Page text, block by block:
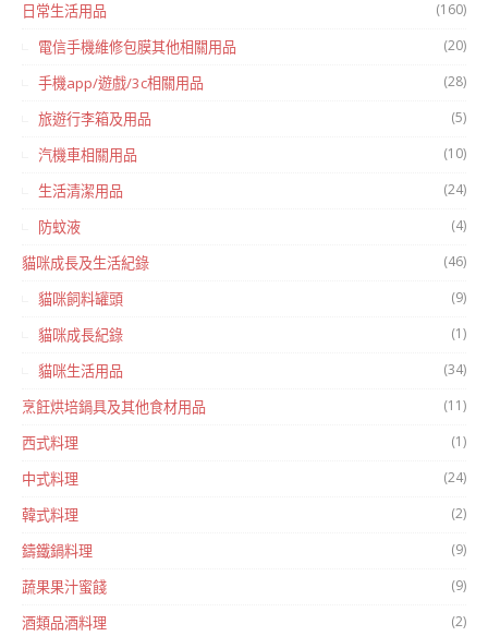
日常生活用品 (160)
電信手機維修包膜其他相關用品 (20)
手機app/遊戲/3c相關用品 (28)
旅遊行李箱及用品 (5)
汽機車相關用品 (10)
生活清潔用品 (24)
防蚊液 (4)
貓咪成長及生活紀錄 (46)
貓咪飼料罐頭 (9)
貓咪成長紀錄 (1)
貓咪生活用品 (34)
烹飪烘培鍋具及其他食材用品 (11)
西式料理 (1)
中式料理 (24)
韓式料理 (2)
鑄鐵鍋料理 (9)
蔬果果汁蜜餞 (9)
酒類品酒料理 (2)